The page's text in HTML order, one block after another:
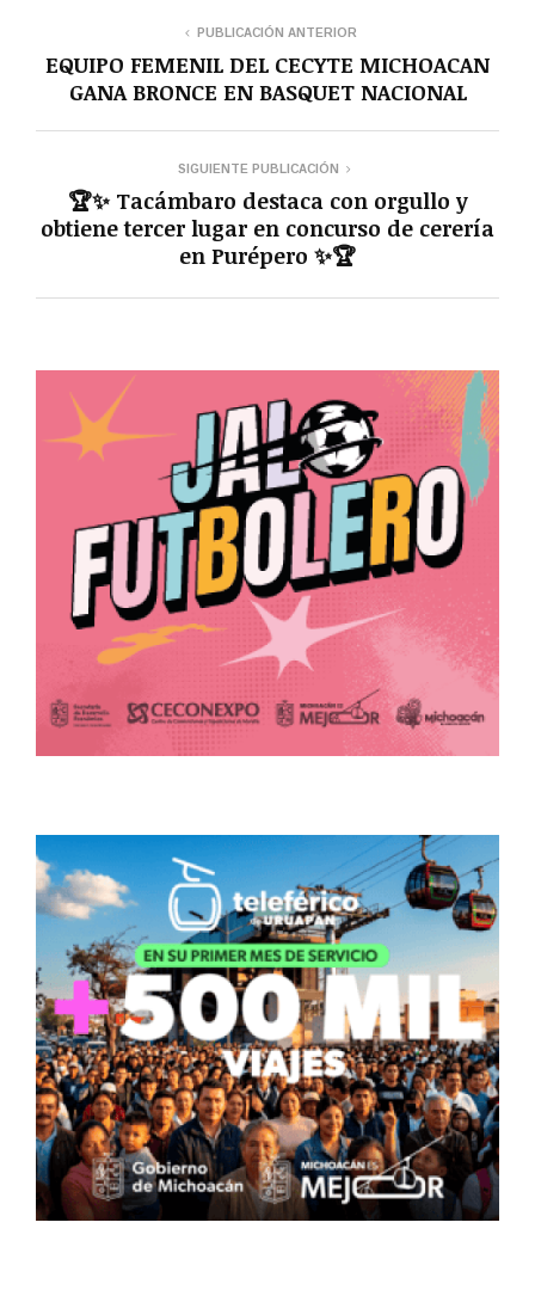
PUBLICACIÓN ANTERIOR
EQUIPO FEMENIL DEL CECYTE MICHOACAN
GANA BRONCE EN BASQUET NACIONAL
SIGUIENTE PUBLICACIÓN
🏆✨ Tacámbaro destaca con orgullo y
obtiene tercer lugar en concurso de cerería
en Purépero ✨🏆